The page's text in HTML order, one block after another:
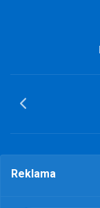
Reklama